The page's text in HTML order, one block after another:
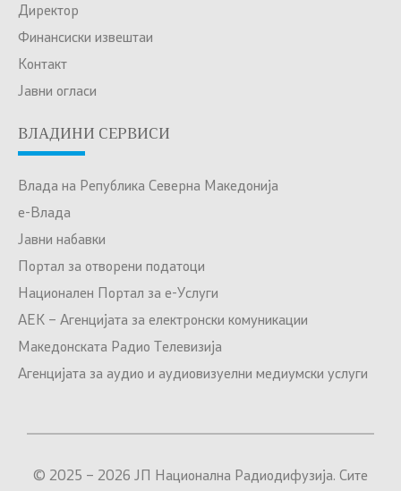
Директор
Финансиски извештаи
Контакт
Јавни огласи
ВЛАДИНИ СЕРВИСИ
Влада на Република Северна Македонија
е-Влада
Јавни набавки
Портал за отворени податоци
Национален Портал за е-Услуги
АЕК – Агенцијата за електронски комуникации
Македонската Радио Телевизија
Агенцијата за аудио и аудиовизуелни медиумски услуги
© 2025 – 2026 ЈП Национална Радиодифузија. Сите